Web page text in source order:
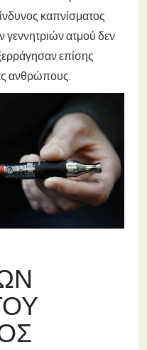
καπνίσματος
γεννητριών ατμού δεν
επίσης
ανθρώπους.